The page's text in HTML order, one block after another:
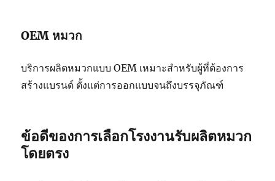
OEM หมวก
บริการผลิตหมวกแบบ OEM เหมาะสำหรับผู้ที่ต้องการ
สร้างแบรนด์ ตั้งแต่การออกแบบจนถึงบรรจุภัณฑ์
ข้อดีของการเลือกโรงงานรับผลิตหมวก
โดยตรง